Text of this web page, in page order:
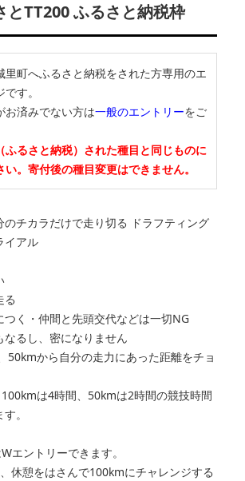
とTT200 ふるさと納税枠
里町へふるさと納税をされた方専用のエ
す。
お済みでない方は一般のエントリーをご
ふるさと納税）された種目と同じものに
。寄付後の種目変更はできません。
のチカラだけで走り切る ドラフティング
イアル
る
つく・仲間と先頭交代などは一切NG
なるし、密になりません
50kmから自分の走力にあった距離をチョ
は4時間、50kmは2時間の競技時間
。
エントリーできます。
休憩をはさんで100kmにチャレンジする